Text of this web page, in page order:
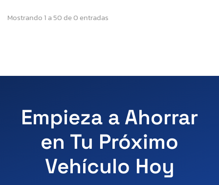
Mostrando 1 a 50 de 0 entradas
Empieza a Ahorrar
en Tu Próximo
Vehículo Hoy